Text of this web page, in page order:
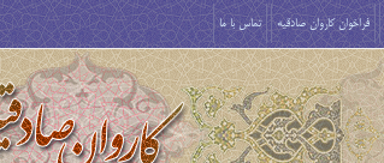
فراخوان کاروان صادقیه تماس با ما